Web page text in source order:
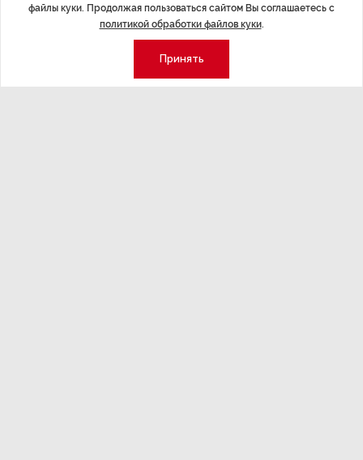
Евгений Барановский: «Рынок
видит в Ленинградской области
Интервью с вице-губернатором Ленинградской
ТРЦ
файлы куки. Продолжая пользоваться сайтом Вы соглашаетесь с
политикой обработки файлов куки.
Принять